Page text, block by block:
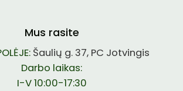
Mus rasite
Šaulių g. 37, PC Jotvingis
Darbo laikas:
I-V 10:00-17:30